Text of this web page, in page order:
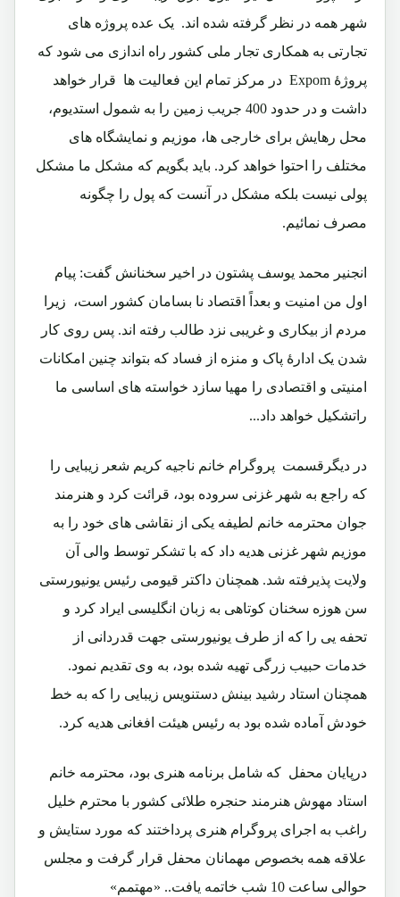
شهر همه در نظر گرفته شده اند. یک عده پروژه های
تجارتی به همکاری تجار ملی کشور راه اندازی می شود که
پروژۀ Expom در مرکز تمام این فعالیت ها قرار خواهد
داشت و در حدود 400 جریب زمین را به شمول استدیوم،
محل رهایش برای خارجی ها، موزیم و نمایشگاه های
مختلف را احتوا خواهد کرد. باید بگویم که مشکل ما مشکل
پولی نیست بلکه مشکل در آنست که پول را چگونه
مصرف نمائیم.
انجنیر محمد یوسف پشتون در اخیر سخنانش گفت: پیام
اول من امنیت و بعداً اقتصاد نا بسامان کشور است، زیرا
مردم از بیکاری و غریبی نزد طالب رفته اند. پس روی کار
شدن یک ادارۀ پاک و منزه از فساد که بتواند چنین امکانات
امنیتی و اقتصادی را مهیا سازد خواسته های اساسی ما
راتشکیل خواهد داد...
در دیگرقسمت پروگرام خانم ناجیه کریم شعر زیبایی را
که راجع به شهر غزنی سروده بود، قرائت کرد و هنرمند
جوان محترمه خانم لطیفه یکی از نقاشی های خود را به
موزیم شهر غزنی هدیه داد که با تشکر توسط والی آن
ولایت پذیرفته شد. همچنان داکتر قیومی رئیس یونیورستی
سن هوزه سخنان کوتاهی به زبان انگلیسی ایراد کرد و
تحفه یی را که از طرف یونیورستی جهت قدردانی از
خدمات حبیب زرگی تهیه شده بود، به وی تقدیم نمود.
همچنان استاد رشید بینش دستنویس زیبایی را که به خط
خودش آماده شده بود به رئیس هیئت افغانی هدیه کرد.
درپایان محفل که شامل برنامه هنری بود، محترمه خانم
استاد مهوش هنرمند حنجره طلائی کشور با محترم خلیل
راغب به اجرای پروگرام هنری پرداختند که مورد ستایش و
علاقه همه بخصوص مهمانان محفل قرار گرفت و مجلس
حوالی ساعت 10 شب خاتمه یافت.. «مهتمم»